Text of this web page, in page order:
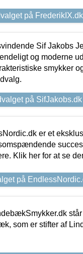
på FrederikIX.dk
Sif Jakobs
og moderne
smykker
på SifJakobs.dk
er et
Klik her for at se
på
som er stifter af